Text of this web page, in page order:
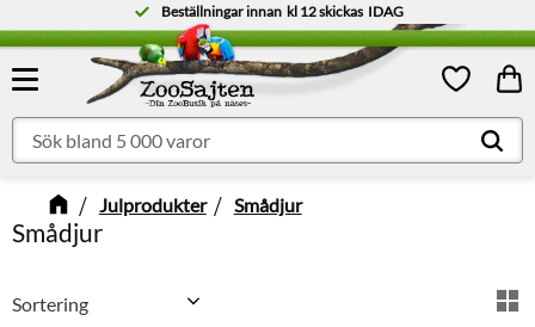
Meny
Beställningar innan kl 12skickas IDAG
Favoriter
Julprodukter Smådjur
Smådjur